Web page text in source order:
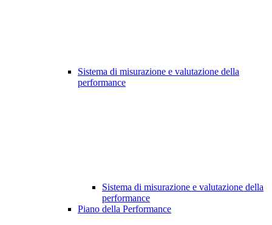
Sistema di misurazione e valutazione della
performance
Sistema di misurazione e valutazione della
performance
Piano della Performance